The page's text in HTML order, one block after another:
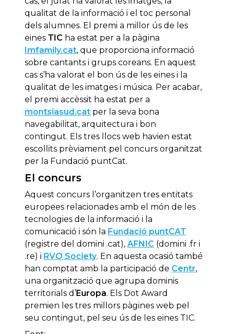
qualitat de la informació i el toc personal
dels alumnes. El premi a millor ús de les
eines TIC ha estat per a la pàgina
Imfamily.cat, que proporciona informació
sobre cantants i grups coreans. En aquest
cas s’ha valorat el bon ús de les eines i la
qualitat de les imatges i música. Per acabar,
el premi accèssit ha estat per a
montsiasud.cat per la seva bona
navegabilitat, arquitectura i bon
contingut. Els tres llocs web havien estat
escollits prèviament pel concurs organitzat
per la Fundació puntCat.
El concurs
Aquest concurs l’organitzen tres entitats
europees relacionades amb el món de les
tecnologies de la informació i la
comunicació i són la Fundació puntCAT
(registre del domini .cat), AFNIC (domini .fr i
.re) i RVO Society. En aquesta ocasió també
han comptat amb la participació de Centr,
una organització que agrupa dominis
territorials d’Europa. Els Dot Award
premien les tres millors pàgines web pel
seu contingut, pel seu ús de les eines TIC.